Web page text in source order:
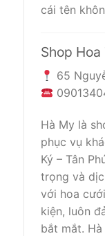
cái tên
Shop
65
Hà My là
phục vụ
Ký – Tân
trọng và
với hoa
kiện, luôn
bắt mắt.